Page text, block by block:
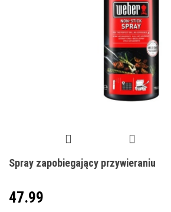
Spray zapobiegający przywieraniu
47.99